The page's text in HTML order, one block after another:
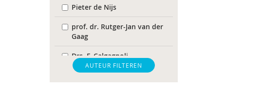
Pieter de Nijs
prof. dr. Rutger-Jan van der
Gaag
Drs. F. Calgagnoli
Gerd Gabriël Devos
AUTEUR FILTEREN